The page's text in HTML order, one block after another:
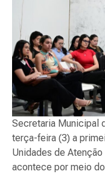
Secretaria Municipal
terça-feira (3) a
Unidades de
acontece por meio